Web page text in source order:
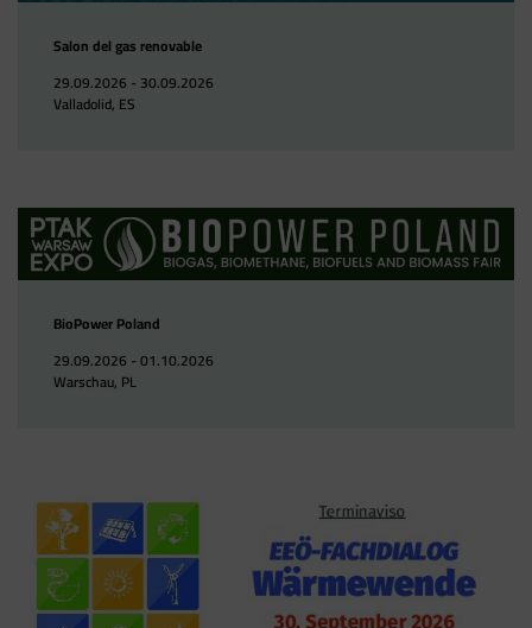
Salon del gas renovable
29.09.2026 - 30.09.2026
Valladolid, ES
BioPower Poland
29.09.2026 - 01.10.2026
Warschau, PL